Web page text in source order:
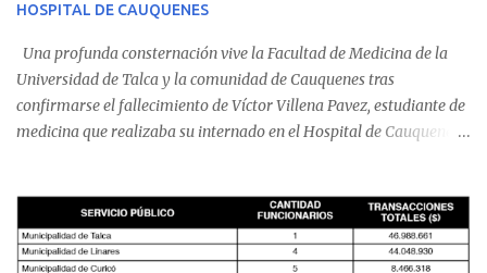
HOSPITAL DE CAUQUENES
Una profunda consternación vive la Facultad de Medicina de la
Universidad de Talca y la comunidad de Cauquenes tras
confirmarse el fallecimiento de Víctor Villena Pavez, estudiante de
medicina que realizaba su internado en el Hospital de Cauquenes.
malestares físicos. Dada la complejidad de su estado de salud, el
equipo médico determinó su traslado de urgencia al Hospital
Regional de Talca y dado la urgencia la ambulancia partió hacia